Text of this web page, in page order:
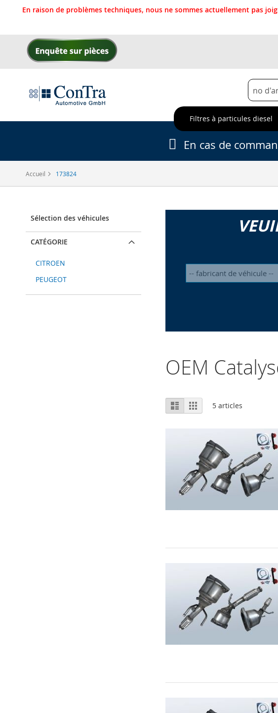
En raison de problèmes techniques, nous ne sommes actuellement pas
Allez
Filtres à particules diesel
Accueil 173824
En cas de
OEM
Afficher
en
Liste Grille5 articles
Sélection des véhicules
CATÉGORIE
CITROEN
PEUGEOT